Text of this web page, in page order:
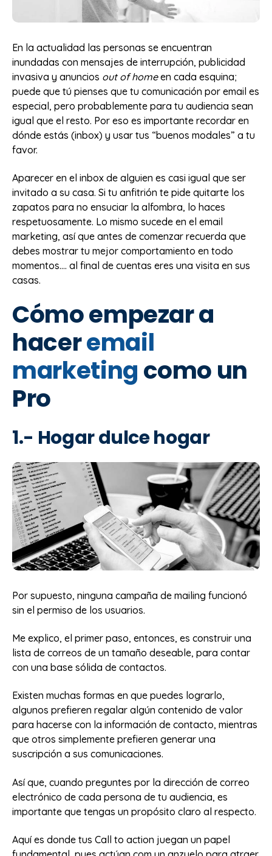
En la actualidad las personas se encuentran
inundadas con mensajes de interrupción, publicidad
invasiva y anuncios out of homeen cada esquina;
puede que tú pienses que tu comunicación por email es
especial, pero probablemente para tu audiencia sean
igual que el resto. Por eso es importante recordar en
dónde estás (inbox) y usar tus “buenos modales” a tu
favor.
Aparecer en el inbox de alguien es casi igual que ser
invitado a su casa. Si tu anfitrión te pide quitarte los
zapatos para no ensuciar la alfombra, lo haces
respetuosamente. Lo mismo sucede en el email
marketing, así que antes de comenzar recuerda que
debes mostrar tu mejor comportamiento en todo
momentos.... al final de cuentas eres una visita en sus
casas.
Cómo empezar a
haceremail
marketing como un
Pro
1.- Hogar dulce hogar
Por supuesto, ninguna campaña de mailing funcionó
sin el permiso de los usuarios.
Me explico, el primer paso, entonces, es construir una
lista de correos de un tamaño deseable, para contar
con una base sólida de contactos.
Existen muchas formas en que puedes lograrlo,
algunos prefieren regalar algún contenido de valor
para hacerse con la información de contacto, mientras
que otros simplemente prefieren generar una
suscripción a sus comunicaciones.
Así que, cuando preguntes por la dirección de correo
electrónico de cada persona de tu audiencia, es
importante que tengas un propósito claro al respecto.
Aquí es donde tus Call to action juegan un papel